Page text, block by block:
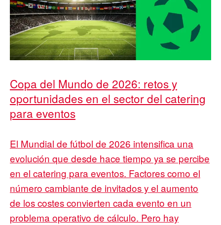
Copa del Mundo de 2026: retos y
oportunidades en el sector del catering
para eventos
El Mundial de fútbol de 2026 intensifica una
evolución que desde hace tiempo ya se percibe
en el catering para eventos. Factores como el
número cambiante de invitados y el aumento
de los costes convierten cada evento en un
problema operativo de cálculo. Pero hay